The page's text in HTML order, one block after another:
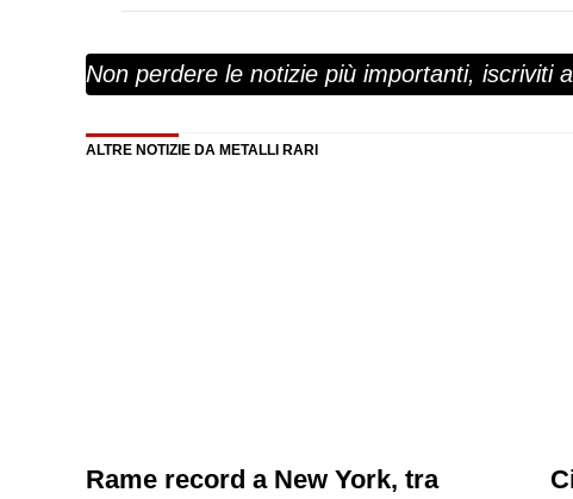
Non perdere le notizie più importanti, iscriviti
ALTRE NOTIZIE DA METALLI RARI
Rame record a New York, tra